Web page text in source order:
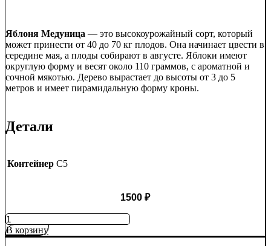
Яблоня Медуница — это высокоурожайный сорт, который
может принести от 40 до 70 кг плодов. Она начинает цвести в
середине мая, а плоды собирают в августе. Яблоки имеют
округлую форму и весят около 110 граммов, с ароматной и
сочной мякотью. Дерево вырастает до высоты от 3 до 5
метров и имеет пирамидальную форму кроны.
Детали
Контейнер C5
1500 ₽
Количество
товара
Яблоня
В корзину